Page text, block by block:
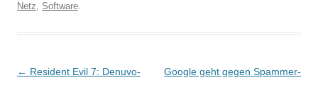
Netz, Software.
Beitragsnavigation
← Resident Evil 7: Denuvo-
Google geht gegen Spammer-